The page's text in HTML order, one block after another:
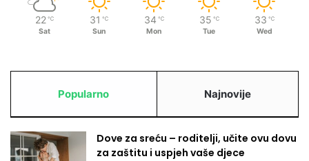
22 ℃
Sat
31 ℃
Sun
34 ℃
Mon
35 ℃
Tue
33 ℃
Wed
Popularno Najnovije
Dove za sreću – roditelji, učite ovu dovu
za zaštitu i uspjeh vaše djece